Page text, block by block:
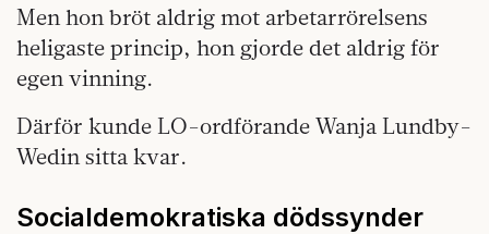
Men hon bröt aldrig mot arbetarrörelsens
heligaste princip, hon gjorde det aldrig för
egen vinning.
Därför kunde LO-ordförande Wanja Lundby-
Wedin sitta kvar.
Socialdemokratiska dödssynder